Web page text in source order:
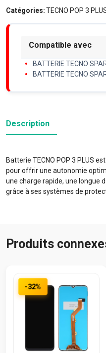
Catégories:TECNO POP 3
Compatible avec
BATTERIE TECNO
BATTERIE TECNO
Description
Batterie TECNO POP 3 PLUS
pour offrir une autonomie
une charge rapide, une longue
grâce à ses systèmes de
Produits
-32%